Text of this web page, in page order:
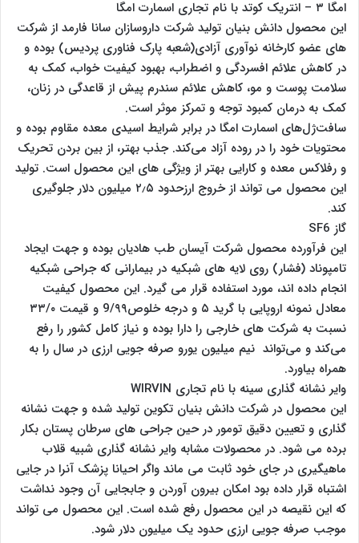
امگا ۳ – انتریک کوتد با نام تجاری اسمارت امگا
این محصول دانش بنیان تولید شرکت داروسازان سانا فارمد از شرکت
های عضو کارخانه نوآوری آزادی(شعبه پارک فناوری پردیس) بوده و
در کاهش علائم افسردگی و اضطراب، بهبود کیفیت خواب، کمک به
سلامت پوست و مو، کاهش علائم سندرم پیش از قاعدگی در زنان،
کمک به درمان کمبود توجه و تمرکز موثر است.
سافت‌ژل‌های اسمارت امگا در برابر شرایط اسیدی معده مقاوم بوده و
محتویات خود را در روده آزاد می‌کند. جذب بهتر، از بین بردن تحریک
و رفلاکس معده و کارایی بهتر از ویژگی های این محصول است. تولید
این محصول می تواند از خروج ارزحدود ۲٫۵ میلیون دلار جلوگیری
کند.
گاز SF6
این فرآورده محصول شرکت آیسان طب هادیان بوده و جهت ایجاد
تامپوناد (فشار) روی لایه های شبکیه در بیمارانی که جراحی شبکیه
انجام داده اند، مورد استفاده قرار می گیرد. این محصول کیفیت
معادل نمونه اروپایی با گرید ۵ و درجه خلوص9/۹۹ و قیمت ۳۳/۰
نسبت به شرکت های خارجی را دارا بوده و نیاز کامل کشور را رفع
می‌کند و می‌تواند نیم میلیون یورو صرفه جویی ارزی در سال را به
همراه بیاورد.
وایر نشانه گذاری سینه با نام تجاری WIRVIN
این محصول در شرکت دانش بنیان تکوین تولید شده و جهت نشانه
گذاری و تعیین دقیق تومور در حین جراحی های سرطان پستان بکار
برده می شود. در محصولات مشابه وایر نشانه گذاری شبیه قلاب
ماهیگیری در جای خود ثابت می ماند واگر احیانا پزشک آنرا در جایی
اشتباه قرار داده بود امکان بیرون آوردن و جابجایی آن وجود نداشت
که این نقیصه در این محصول رفع شده است. این محصول می تواند
موجب صرفه جویی ارزی حدود یک میلیون دلار شود.